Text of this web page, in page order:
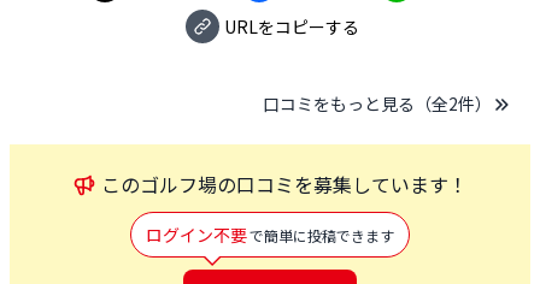
URLをコピーする
口コミをもっと見る（全2件）
このゴルフ場の口コミを募集しています！
ログイン不要で簡単に投稿できます